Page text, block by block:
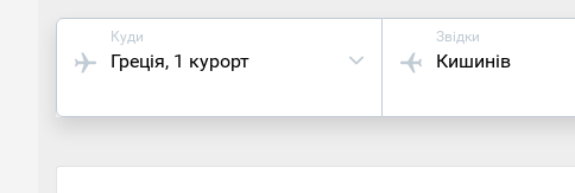
Куди
Греція, 1 курорт
Звідки
Кишинів